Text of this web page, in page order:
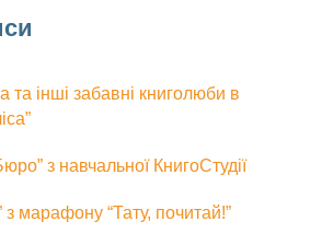
та інші забавні книголюби в
з навчальної КнигоСтудії
з марафону “Тату, почитай!”